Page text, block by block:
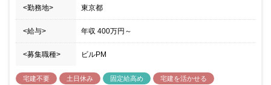
<勤務地> 東京都
<給与> 年収 400万円 ～
<募集職種> ビルPM
宅建不要 土日休み 固定給高め
宅建を活かせる